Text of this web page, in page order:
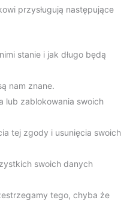
przysługują następujące
stanie i jak długo będą
nam znane.
lub zablokowania swoich
tej zgody i usunięcia swoich
swoich danych
tego, chyba że